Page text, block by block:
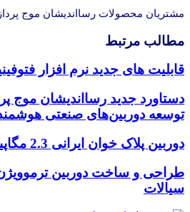
مشتریان محصولات رسااندیشان موج پرداز
مطالب مرتبط
قابلیت های جدید نرم افزار
دستاورد جدید رسااندیشان موج
توسعه دوربین‌های صنعتی
دوربین پلاک خوان ایرانی 2.3 مگاپیکسلی
طراحی و ساخت دوربین
سیالات